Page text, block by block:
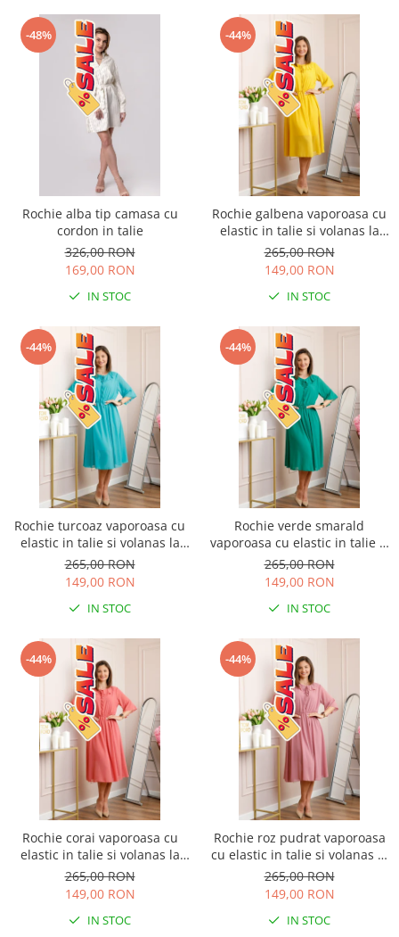
-48%
Rochie alba tip camasa cu
cordon in talie
326,00 RON
169,00 RON
IN STOC
-44%
Rochie galbena vaporoasa cu
elastic in talie si volanas la
decolteu Allegra
265,00 RON
149,00 RON
IN STOC
-44%
Rochie turcoaz vaporoasa cu
elastic in talie si volanas la
decolteu Allegra
265,00 RON
149,00 RON
IN STOC
-44%
Rochie verde smarald
vaporoasa cu elastic in talie si
volanas la decolteu Allegra
265,00 RON
149,00 RON
IN STOC
-44%
Rochie corai vaporoasa cu
elastic in talie si volanas la
decolteu Allegra
265,00 RON
149,00 RON
IN STOC
-44%
Rochie roz pudrat vaporoasa
cu elastic in talie si volanas la
decolteu Allegra
265,00 RON
149,00 RON
IN STOC